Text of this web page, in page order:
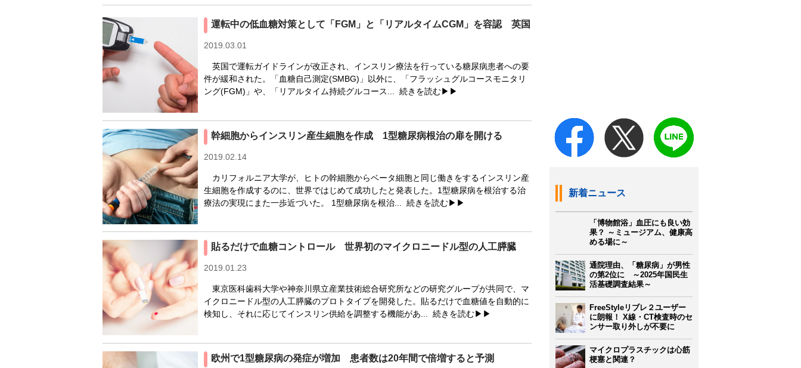
血糖自己測定（SMBG）（142)
運動療法（851) 食事療法（1318)
運転中の低血糖対策として「FGM」と「リアルタイムCGM」を容認 英国
2019.03.01
英国で運転ガイドラインが改正され、インスリン療法を行っている糖尿病患者への要
件が緩和された。「血糖自己測定(SMBG)」以外に、「フラッシュグルコースモニタリ
ング(FGM)」や、「リアルタイム持続グルコース... 続きを読む▶▶
幹細胞からインスリン産生細胞を作成 1型糖尿病根治の扉を開ける
2019.02.14
カリフォルニア大学が、ヒトの幹細胞からベータ細胞と同じ働きをするインスリン産
生細胞を作成するのに、世界ではじめて成功したと発表した。1型糖尿病を根治する治
療法の実現にまた一歩近づいた。 1型糖尿病を根治... 続きを読む▶▶
貼るだけで血糖コントロール 世界初のマイクロニードル型の人工膵臓
2019.01.23
東京医科歯科大学や神奈川県立産業技術総合研究所などの研究グループが共同で、マ
イクロニードル型の人工膵臓のプロトタイプを開発した。貼るだけで血糖値を自動的に
検知し、それに応じてインスリン供給を調整する機能があ... 続きを読む▶▶
欧州で1型糖尿病の発症が増加 患者数は20年間で倍増すると予測
新着ニュース
「博物館浴」血圧にも良い効
果？ ～ミュージアム、健康高
める場に～
通院理由、「糖尿病」が男性
の第2位に ～2025年国民生
活基礎調査結果～
FreeStyleリブレ２ユーザー
に朗報！ X線・CT検査時のセ
ンサー取り外しが不要に
マイクロプラスチックは心筋
梗塞と関連？